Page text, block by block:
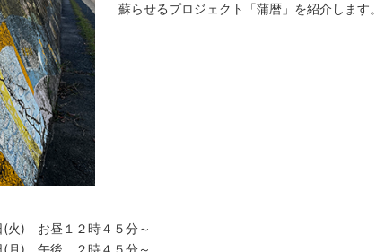
蘇らせるプロジェクト「蒲暦」を紹介します。
火) お昼１２時４５分～
) 午後 ２時４５分～